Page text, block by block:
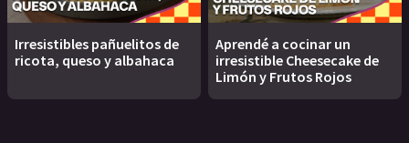
Irresistibles pañuelitos de
ricota, queso y albahaca
Aprendé a cocinar un
irresistible Cheesecake de
Limón y Frutos Rojos